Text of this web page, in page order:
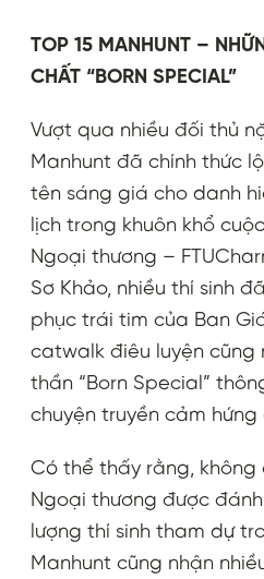
TOP 15 MANHUNT –
CHẤT “BORN SPECIAL”
Vượt qua nhiều đối thủ
Manhunt đã chính thức
tên sáng giá cho danh
lịch trong khuôn khổ
Ngoại thương –
Sơ Khảo, nhiều thí sinh
phục trái tim của Ban
catwalk điêu luyện cũng
thần “Born Special”
chuyện truyền cảm hứng
Có thể thấy rằng,
Ngoại thương được
lượng thí sinh tham dự
Manhunt cũng nhận